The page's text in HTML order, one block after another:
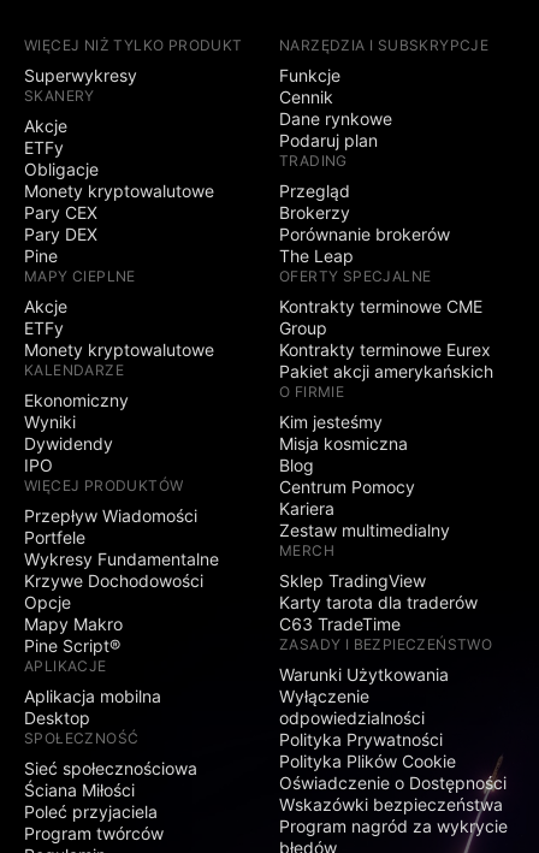
WIĘCEJ NIŻ TYLKO PRODUKT
Superwykresy
SKANERY
Akcje
ETFy
Obligacje
Monety kryptowalutowe
Pary CEX
Pary DEX
Pine
MAPY CIEPLNE
Akcje
ETFy
Monety kryptowalutowe
KALENDARZE
Ekonomiczny
Wyniki
Dywidendy
IPO
WIĘCEJ PRODUKTÓW
Przepływ Wiadomości
Portfele
Wykresy Fundamentalne
Krzywe Dochodowości
Opcje
Mapy Makro
Pine Script®
APLIKACJE
Aplikacja mobilna
Desktop
SPOŁECZNOŚĆ
Sieć społecznościowa
Ściana Miłości
Poleć przyjaciela
Program twórców
NARZĘDZIA I SUBSKRYPCJE
Funkcje
Cennik
Dane rynkowe
Podaruj plan
TRADING
Przegląd
Brokerzy
Porównanie brokerów
The Leap
OFERTY SPECJALNE
Kontrakty terminowe CME
Group
Kontrakty terminowe Eurex
Pakiet akcji amerykańskich
O FIRMIE
Kim jesteśmy
Misja kosmiczna
Blog
Centrum Pomocy
Kariera
Zestaw multimedialny
MERCH
Sklep TradingView
Karty tarota dla traderów
C63 TradeTime
ZASADY I BEZPIECZEŃSTWO
Warunki Użytkowania
Wyłączenie
odpowiedzialności
Polityka Prywatności
Polityka Plików Cookie
Oświadczenie o Dostępności
Wskazówki bezpieczeństwa
Program nagród za wykrycie
błędów